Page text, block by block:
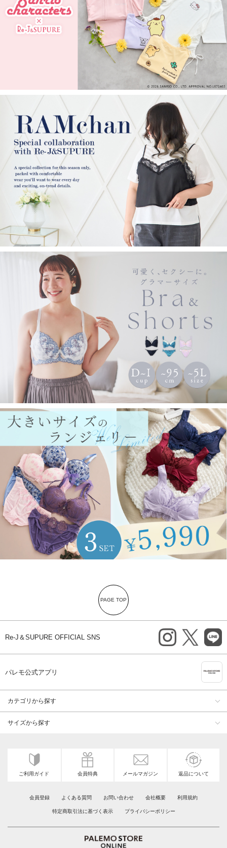
PAGE TOP
Re-J＆SUPURE OFFICIAL SNS
instagram
パレモ公式アプリ
カテゴリから探す
サイズから探す
ご利用ガイド 会員特典 メールマガジン 返品について
会員登録 よくある質問 お問い合わせ 会社概要 利用規約
特定商取引法に基づく表示 プライバシーポリシー